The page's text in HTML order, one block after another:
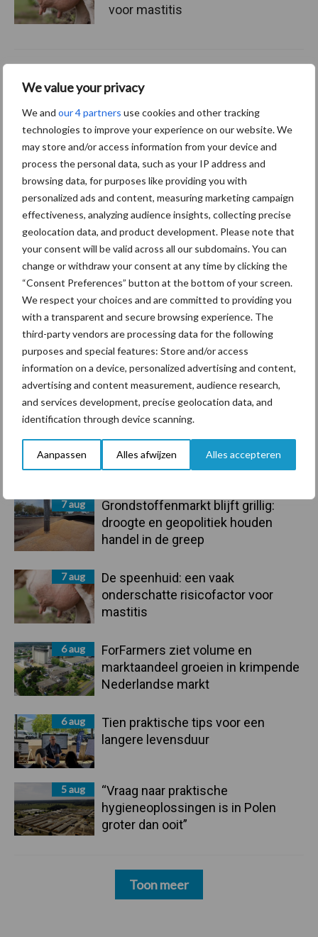
We value your privacy
We and our 4 partners use cookies and other tracking
technologies to improve your experience on our website. We
may store and/or access information from your device and
process the personal data, such as your IP address and
browsing data, for purposes like providing you with
personalized ads and content, measuring marketing campaign
effectiveness, analyzing audience insights, collecting precise
geolocation data, and product development. Please note that
your consent will be valid across all our subdomains. You can
change or withdraw your consent at any time by clicking the
“Consent Preferences” button at the bottom of your screen.
We respect your choices and are committed to providing you
with a transparent and secure browsing experience. The
third-party vendors are processing data for the following
purposes and special features: Store and/or access
information on a device, personalized advertising and content,
advertising and content measurement, audience research,
and services development, precise geolocation data, and
identification through device scanning.
Aanpassen Alles afwijzen Alles accepteren
Primaire
Recent nieuws Partner nieuws
7 aug
Grondstoffenmarkt blijft grillig:
droogte en geopolitiek houden
handel in de greep
7 aug
De speenhuid: een vaak
onderschatte risicofactor voor
mastitis
6 aug
ForFarmers ziet volume en
marktaandeel groeien in krimpende
Nederlandse markt
6 aug
Tien praktische tips voor een
langere levensduur
5 aug
“Vraag naar praktische
hygieneoplossingen is in Polen
groter dan ooit”
Toon meer
voor mastitis
marktaandeel groeien in
markt
Themapagina's
Diergezondheid Bemesting Fokkerij
Bedrijfsnieuws
Ligbox &
Voerhekken
Toon meer